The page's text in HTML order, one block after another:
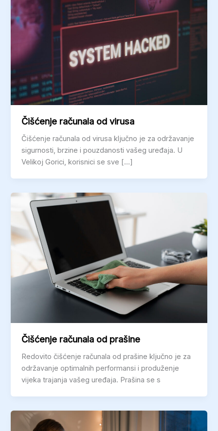
Čišćenje računala od virusa
Čišćenje računala od virusa ključno je za održavanje
sigurnosti, brzine i pouzdanosti vašeg uređaja. U
Velikoj Gorici, korisnici se sve […]
Čišćenje računala od prašine
Redovito čišćenje računala od prašine ključno je za
održavanje optimalnih performansi i produženje
vijeka trajanja vašeg uređaja. Prašina se s